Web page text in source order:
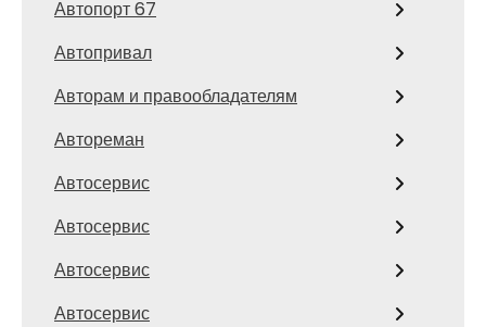
Автопорт 67
Автопривал
Авторам и правообладателям
Автореман
Автосервис
Автосервис
Автосервис
Автосервис